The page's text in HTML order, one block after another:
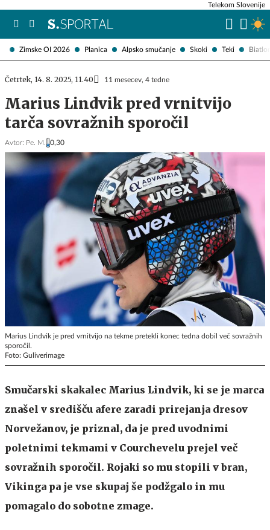
Zimske OI 2026 Planica Alpsko smučanje Skoki Teki
Telekom Slovenije
Četrtek, 14. 8. 2025, 11.40 11 mesecev, 4 tedne
Marius Lindvik pred vrnitvijo
tarča sovražnih sporočil
Avtor: Pe. M. 0,30
Marius Lindvik je pred vrnitvijo na tekme pretekli konec tedna dobil več sovražnih
sporočil.
Foto: Guliverimage
Smučarski skakalec Marius Lindvik, ki se je marca
znašel v središču afere zaradi prirejanja dresov
Norvežanov, je priznal, da je pred uvodnimi
poletnimi tekmami v Courchevelu prejel več
sovražnih sporočil. Rojaki so mu stopili v bran,
Vikinga pa je vse skupaj še podžgalo in mu
pomagalo do sobotne zmage.